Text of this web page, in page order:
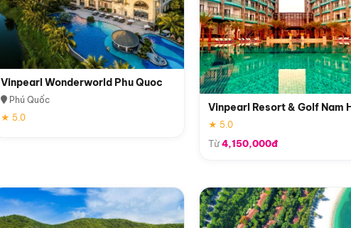
Vinpearl Wonderworld Phu Quoc
Phú Quốc
★ 5.0
Vinpearl Resort & Golf Nam
★ 5.0
Từ4,150,000đ